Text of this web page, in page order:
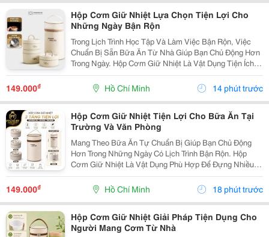
Hộp Cơm Giữ Nhiệt Lựa Chọn Tiện Lợi Cho
Những Ngày Bận Rộn
Trong Lịch Trình Học Tập Và Làm Việc Bận Rộn, Việc
Chuẩn Bị Sẵn Bữa Ăn Từ Nhà Giúp Bạn Chủ Động Hơn
Trong Ngày. Hộp Cơm Giữ Nhiệt Là Vật Dụng Tiện Ích,
Hỗ Trợ Mang Theo Cơm Và Các Món Ăn Một Cách Gọn
Gàng, Phù Hợp Với Nhiều Nhu Cầu Sử Dụng. Chọn...
149.000₫ Hồ Chí Minh 14 phút trước
Hộp Cơm Giữ Nhiệt Tiện Lợi Cho Bữa Ăn Tại
Trường Và Văn Phòng
Mang Theo Bữa Ăn Tự Chuẩn Bị Giúp Bạn Chủ Động
Hơn Trong Những Ngày Có Lịch Trình Bận Rộn. Hộp
Cơm Giữ Nhiệt Là Vật Dụng Phù Hợp Để Đựng Nhiều
Món Ăn, Dễ Dàng Mang Theo Khi Đi Học, Đi Làm Hoặc
Tham Gia Các Hoạt Động Bên Ngoài. Lựa Chọn Hộp Có
Nhiều...
149.000₫ Hồ Chí Minh 18 phút trước
Hộp Cơm Giữ Nhiệt Giải Pháp Tiện Dụng Cho
Người Mang Cơm Từ Nhà